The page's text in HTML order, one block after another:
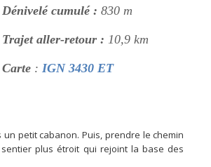
Dénivelé cumulé :830 m
Trajet aller-retour : 10,9 km
Carte :IGN 3430 ET
petit cabanon. Puis, prendre le chemin
plus étroit qui rejoint la base des